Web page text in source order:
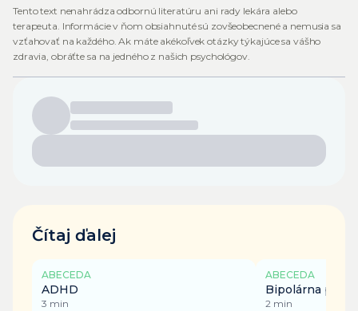
Tento text nenahrádza odbornú literatúru ani rady lekára alebo
terapeuta. Informácie v ňom obsiahnuté sú zovšeobecnené a nemusia sa
vzťahovať na každého. Ak máte akékoľvek otázky týkajúce sa vášho
zdravia, obráťte sa na jedného z našich psychológov.
Čítaj ďalej
ABECEDA
ADHD
3 min
ABECEDA
Bipolárna
2 min